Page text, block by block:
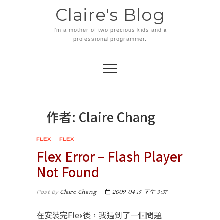
Claire's Blog
I'm a mother of two precious kids and a
professional programmer.
作者: Claire Chang
FLEX FLEX
Flex Error – Flash Player
Not Found
Post ByClaire Chang 2009-04-15 下午 3:37
在安裝完Flex後，我遇到了一個問題